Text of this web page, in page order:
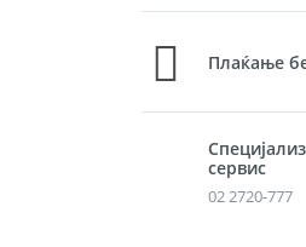
Плаќање
сервис
02 2720-777